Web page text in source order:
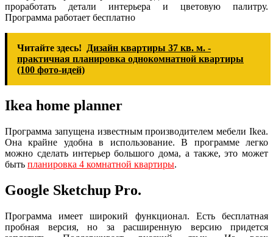
проработать детали интерьера и цветовую палитру.
Программа работает бесплатно
Читайте здесь!
Дизайн квартиры 37 кв. м. -
практичная планировка однокомнатной квартиры
(100 фото-идей)
Ikea home planner
Программа запущена известным производителем мебели Ikea.
Она крайне удобна в использование. В программе легко
можно сделать интерьер большого дома, а также, это может
быть планировка 4 комнатной квартиры.
Google Sketchup Pro.
Программа имеет широкий функционал. Есть бесплатная
пробная версия, но за расширенную версию придется